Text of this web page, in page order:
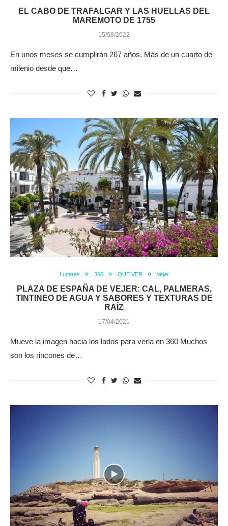
EL CABO DE TRAFALGAR Y LAS HUELLAS DEL
MAREMOTO DE 1755
15/08/2022
En unos meses se cumplirán 267 años. Más de un cuarto de
milenio desde que…
Lugares 360 QUE VER Vejer
PLAZA DE ESPAÑA DE VEJER: CAL, PALMERAS,
TINTINEO DE AGUA Y SABORES Y TEXTURAS DE
RAÍZ
17/04/2021
Mueve la imagen hacia los lados para verla en 360 Muchos
son los rincones de…